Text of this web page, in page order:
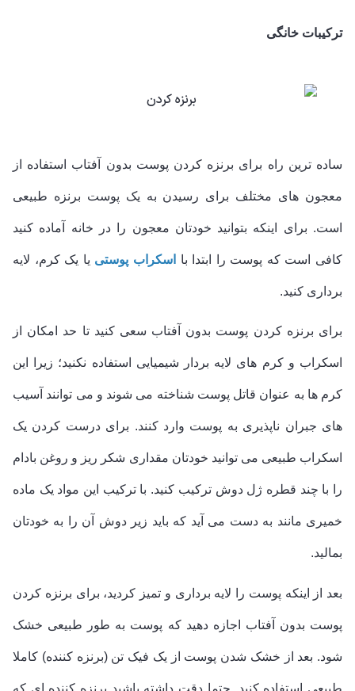
ترکیبات خانگی
ساده ترین راه برای برنزه کردن پوست بدون آفتاب استفاده از
معجون های مختلف برای رسیدن به یک پوست برنزه طبیعی
است. برای اینکه بتوانید خودتان معجون را در خانه آماده کنید
کافی است که پوست را ابتدا با اسکراب پوستی یا یک کرم، لایه
برداری کنید.
برای برنزه کردن پوست بدون آفتاب سعی کنید تا حد امکان از
اسکراب و کرم های لایه بردار شیمیایی استفاده نکنید؛ زیرا این
کرم ها به عنوان قاتل پوست شناخته می شوند و می توانند آسیب
های جبران ناپذیری به پوست وارد کنند. برای درست کردن یک
اسکراب طبیعی می توانید خودتان مقداری شکر ریز و روغن بادام
را با چند قطره ژل دوش ترکیب کنید. با ترکیب این مواد یک ماده
خمیری مانند به دست می آید که باید زیر دوش آن را به خودتان
بمالید.
بعد از اینکه پوست را لایه برداری و تمیز کردید، برای برنزه کردن
پوست بدون آفتاب اجازه دهید که پوست به طور طبیعی خشک
شود. بعد از خشک شدن پوست از یک فیک تن (برنزه کننده) کاملا
طبیعی استفاده کنید. حتما دقت داشته باشید برنزه کننده ای که